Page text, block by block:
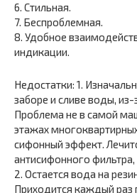
6. Стильная.
7. Беспроблемная.
8. Удобное
индикации.
Недостатки: 1.
заборе и сливе воды,
Проблема не в самой
этажах
сифонный эффект.
антисифонного
2. Остается вода на
Приходится каждый раз